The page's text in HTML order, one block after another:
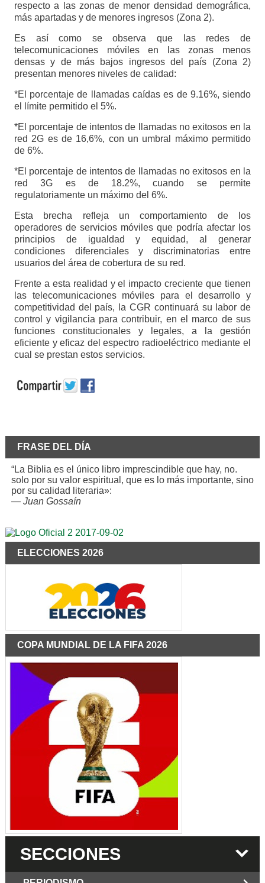
respecto a las zonas de menor densidad demográfica,
más apartadas y de menores ingresos (Zona 2).
Es así como se observa que las redes de
telecomunicaciones móviles en las zonas menos
densas y de más bajos ingresos del país (Zona 2)
presentan menores niveles de calidad:
*El porcentaje de llamadas caídas es de 9.16%, siendo
el límite permitido el 5%.
*El porcentaje de intentos de llamadas no exitosos en la
red 2G es de 16,6%, con un umbral máximo permitido
de 6%.
*El porcentaje de intentos de llamadas no exitosos en la
red 3G es de 18.2%, cuando se permite
regulatoriamente un máximo del 6%.
Esta brecha refleja un comportamiento de los
operadores de servicios móviles que podría afectar los
principios de igualdad y equidad, al generar
condiciones diferenciales y discriminatorias entre
usuarios del área de cobertura de su red.
Frente a esta realidad y el impacto creciente que tienen
las telecomunicaciones móviles para el desarrollo y
competitividad del país, la CGR continuará su labor de
control y vigilancia para contribuir, en el marco de sus
funciones constitucionales y legales, a la gestión
eficiente y eficaz del espectro radioeléctrico mediante el
cual se prestan estos servicios.
FRASE DEL DÍA
“La Biblia es el único libro imprescindible que hay, no.
solo por su valor espiritual, que es lo más importante, sino
por su calidad literaria»:
— Juan Gossaín
ELECCIONES 2026
COPA MUNDIAL DE LA FIFA 2026
SECCIONES